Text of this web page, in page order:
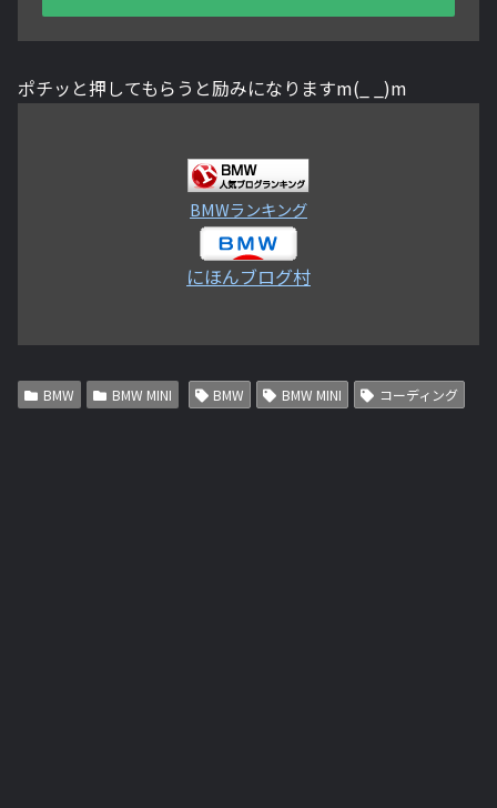
ポチッと押してもらうと励みになりますm(_ _)m
BMWランキング
にほんブログ村
BMW BMW MINI BMW BMW MINI コーディング